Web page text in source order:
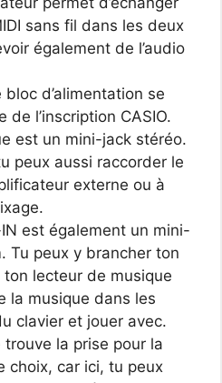
sans fil dans les deux
également de l’audio
d’alimentation se
de l’inscription CASIO.
est un mini-jack stéréo.
peux aussi raccorder le
externe ou à
est également un mini-
Tu peux y brancher ton
lecteur de musique
la musique dans les
clavier et jouer avec.
la prise pour la
choix, car ici, tu peux